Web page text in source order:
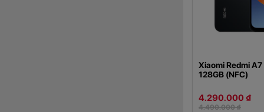
Xiaomi Redmi A7
128GB (NFC)
4.290.000 ₫
4.490.000 ₫